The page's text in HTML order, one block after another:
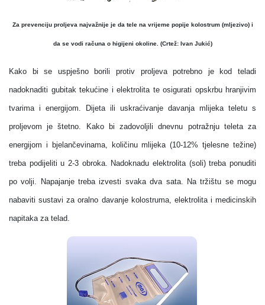
Za prevenciju proljeva najvažnije je da tele na vrijeme popije kolostrum (mljezivo) i
da se vodi računa o higijeni okoline. (Crtež: Ivan Jukić)
Kako bi se uspješno borili protiv proljeva potrebno je kod teladi
nadoknaditi gubitak tekućine i elektrolita te osigurati opskrbu hranjivim
tvarima i energijom. Dijeta ili uskraćivanje davanja mlijeka teletu s
proljevom je štetno. Kako bi zadovoljili dnevnu potražnju teleta za
energijom i bjelančevinama, količinu mlijeka (10-12% tjelesne težine)
treba podijeliti u 2-3 obroka. Nadoknadu elektrolita (soli) treba ponuditi
po volji. Napajanje treba izvesti svaka dva sata. Na tržištu se mogu
nabaviti sustavi za oralno davanje kolostruma, elektrolita i medicinskih
napitaka za telad.